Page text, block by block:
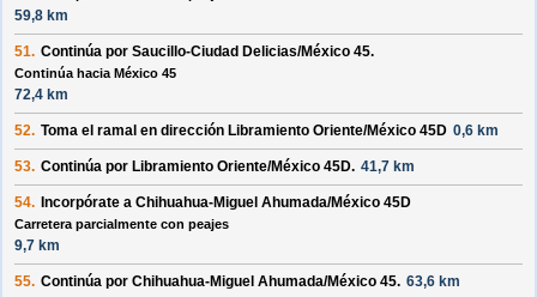
59,8 km
51. Continúa por Saucillo-Ciudad Delicias/México 45.
Continúa hacia México 45
72,4 km
52. Toma el ramal en dirección Libramiento Oriente/México 45D 0,6 km
53. Continúa por Libramiento Oriente/México 45D. 41,7 km
54. Incorpórate a Chihuahua-Miguel Ahumada/México 45D
Carretera parcialmente con peajes
9,7 km
55. Continúa por Chihuahua-Miguel Ahumada/México 45. 63,6 km